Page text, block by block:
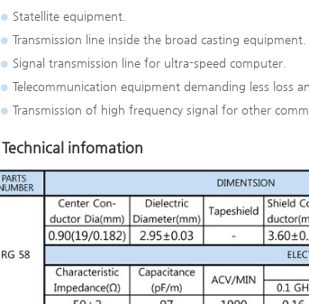
Statellite equipment.
Transmission line inside the broad casting equipment.
Signal transmission line for ultra-speed computer.
Telecommunication equipment demanding less loss
Transmission of high frequency signal for other
Technical infomation